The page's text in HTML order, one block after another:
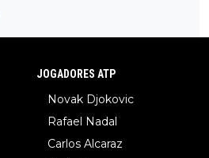
JOGADORES ATP
Novak Djokovic
Rafael Nadal
Carlos Alcaraz